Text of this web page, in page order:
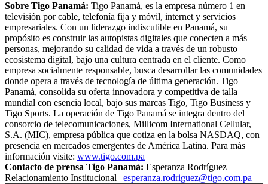
Sobre Tigo Panamá: Tigo Panamá, es la empresa número 1 en
televisión por cable, telefonía fija y móvil, internet y servicios
empresariales. Con un liderazgo indiscutible en Panamá, su
propósito es construir las autopistas digitales que conecten a más
personas, mejorando su calidad de vida a través de un robusto
ecosistema digital, bajo una cultura centrada en el cliente. Como
empresa socialmente responsable, busca desarrollar las comunidades
donde opera a través de tecnología de última generación. Tigo
Panamá, consolida su oferta innovadora y competitiva de talla
mundial con esencia local, bajo sus marcas Tigo, Tigo Business y
Tigo Sports. La operación de Tigo Panamá se integra dentro del
consorcio de telecomunicaciones, Millicom International Cellular,
S.A. (MIC), empresa pública que cotiza en la bolsa NASDAQ, con
presencia en mercados emergentes de América Latina. Para más
información visite: www.tigo.com.pa
Contacto de prensa Tigo Panamá: Esperanza Rodríguez |
Relacionamiento Institucional | esperanza.rodriguez@tigo.com.pa